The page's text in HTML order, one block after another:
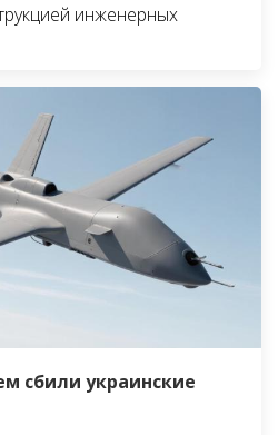
инженерных
сбили украинские